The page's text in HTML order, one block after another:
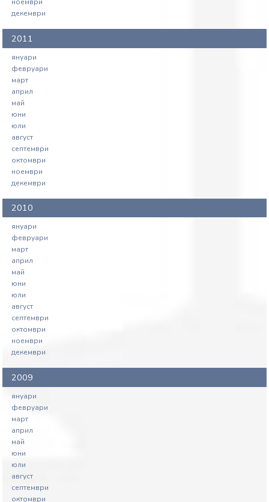
ноември
декември
2011
януари
февруари
март
април
май
юни
юли
август
септември
октомври
ноември
декември
2010
януари
февруари
март
април
май
юни
юли
август
септември
октомври
ноември
декември
2009
януари
февруари
март
април
май
юни
юли
август
септември
октомври